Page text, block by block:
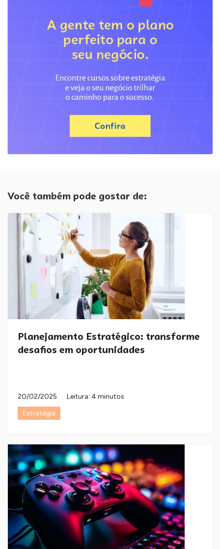
Você também pode gostar de:
Planejamento Estratégico: transforme
desafios em oportunidades
20/02/2025
Leitura: 4 minutos
Estratégia